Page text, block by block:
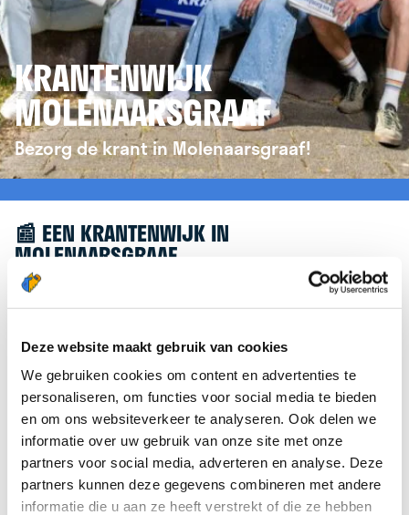
Deze website maakt gebruik van cookies
We gebruiken cookies om content en advertenties te
personaliseren, om functies voor social media te bieden
en om ons websiteverkeer te analyseren. Ook delen we
informatie over uw gebruik van onze site met onze
partners voor social media, adverteren en analyse. Deze
partners kunnen deze gegevens combineren met andere
informatie die u aan ze heeft verstrekt of die ze hebben
KRANTENWIJK
MOLENAARSGRAAF
Bezorg de krant in Molenaarsgraaf!
📰 EEN KRANTENWIJK IN
MOLENAARSGRAAF
Leuk dat je geïnteresseerd bent in een
helpen, verwijzen we je graag door naar de
website vankrantenbezorgen.nl. Daar kun je je
eenvoudig aanmelden om de krant te bezorgen in
Molenaarsgraaf.
We hopen dat je snel aan de slag kunt en wensen
je veel succes! 🚴‍♂️💨